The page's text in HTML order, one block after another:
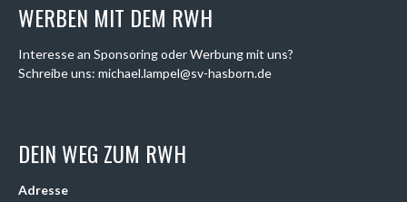
WERBEN MIT DEM RWH
Interesse an Sponsoring oder Werbung mit uns?
Schreibe uns: michael.lampel@sv-hasborn.de
DEIN WEG ZUM RWH
Adresse